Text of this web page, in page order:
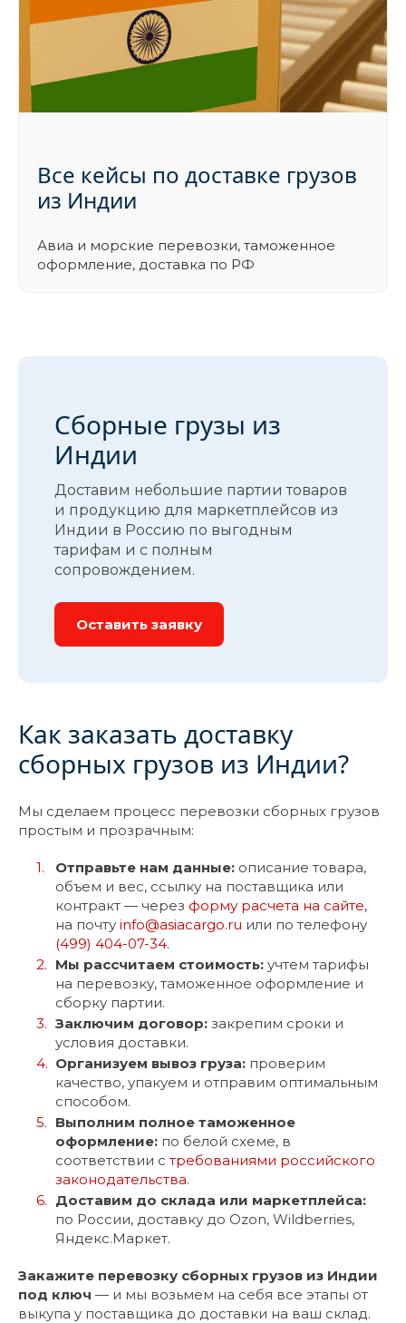
Все кейсы по доставке грузов
из Индии
Авиа и морские перевозки, таможенное
оформление, доставка по РФ
Сборные грузы из
Индии
Доставим небольшие партии товаров
и продукцию для маркетплейсов из
Индии в Россию по выгодным
тарифам и с полным
сопровождением.
Оставить заявку
Как заказать доставку
сборных грузов из Индии?
Мы сделаем процесс перевозки сборных грузов
простым и прозрачным:
Отправьте нам данные: описание товара,
объем и вес, ссылку на поставщика или
контракт — через форму расчета на сайте,
на почтуinfo@asiacargo.ru или по телефону
(499) 404-07-34.
Мы рассчитаем стоимость: учтем тарифы
на перевозку, таможенное оформление и
сборку партии.
Заключим договор: закрепим сроки и
условия доставки.
Организуем вывоз груза: проверим
качество, упакуем и отправим оптимальным
способом.
Выполним полное таможенное
оформление: по белой схеме, в
соответствии стребованиями российского
законодательства.
Доставим до склада или маркетплейса:
по России, доставку до Ozon, Wildberries,
Яндекс.Маркет.
Закажите перевозку сборных грузов из Индии
под ключ — и мы возьмем на себя все этапы от
выкупа у поставщика до доставки на ваш склад.